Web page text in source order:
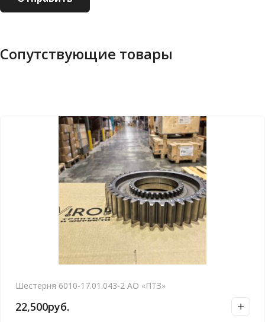
Сопутствующие товары
Шестерня 6010-17.01.043-2 АО «ПТЗ»
22,500руб.